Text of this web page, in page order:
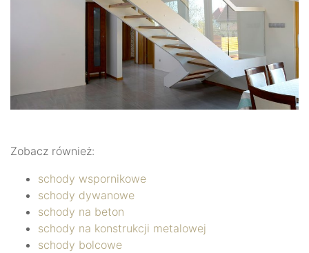
Zobacz również:
schody wspornikowe
schody dywanowe
schody na beton
schody na konstrukcji metalowej
schody bolcowe